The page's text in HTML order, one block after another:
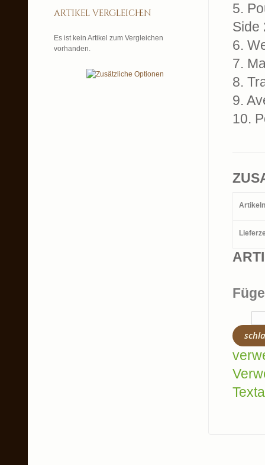
5.
Side
6.
7.
8.
9.
10.
artikel vergleichen
Es ist kein Artikel zum Vergleichen
vorhanden.